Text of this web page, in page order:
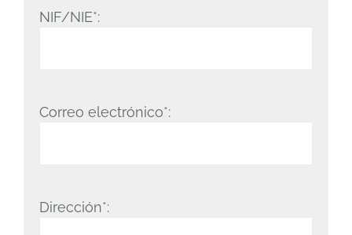
NIF/NIE*:
Correo electrónico*:
Dirección*: